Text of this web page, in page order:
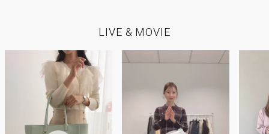
LIVE & MOVIE